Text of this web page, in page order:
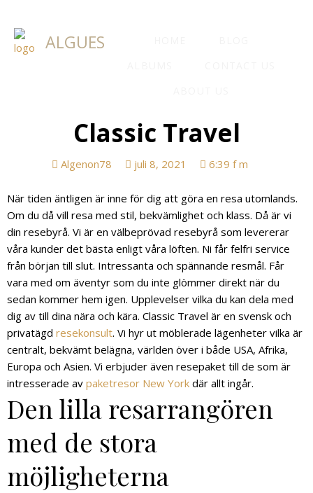
ALGUES
Classic Travel
Algenon78 juli 8, 2021 6:39 f m
När tiden äntligen är inne för dig att göra en resa utomlands.
Om du då vill resa med stil, bekvämlighet och klass. Då är vi
din resebyrå. Vi är en välbeprövad resebyrå som levererar
våra kunder det bästa enligt våra löften. Ni får felfri service
från början till slut. Intressanta och spännande resmål. Får
vara med om äventyr som du inte glömmer direkt när du
sedan kommer hem igen. Upplevelser vilka du kan dela med
dig av till dina nära och kära. Classic Travel är en svensk och
privatägd resekonsult. Vi hyr ut möblerade lägenheter vilka är
centralt, bekvämt belägna, världen över i både USA, Afrika,
Europa och Asien. Vi erbjuder även resepaket till de som är
intresserade av paketresor New York där allt ingår.
Den lilla resarrangören
med de stora
möjligheterna